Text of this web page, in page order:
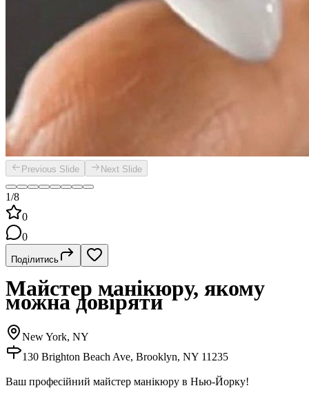
Previous Slide Next Slide
1/8
0
0
Поділитись
Майстер манікюру, якому
можна довіряти
New York, NY
130 Brighton Beach Ave, Brooklyn, NY 11235
Ваш професійний майстер манікюру в Нью-Йорку!